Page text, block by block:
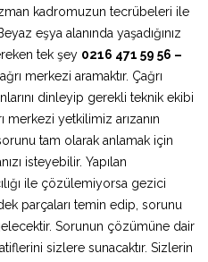
kadromuzun tecrübeleri ile
eşya alanında yaşadığınız
tek şey 0216 471 59 56 –
merkezi aramaktır. Çağrı
dinleyip gerekli teknik ekibi
merkezi yetkilimiz arızanın
tam olarak anlamak için
isteyebilir. Yapılan
ile çözülemiyorsa gezici
parçaları temin edip, sorunu
Sorunun çözümüne dair
sizlere sunacaktır. Sizlerin